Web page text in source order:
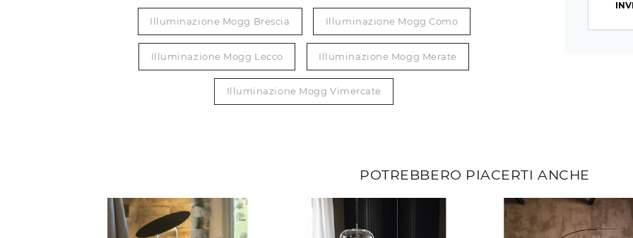
Illuminazione Mogg Brescia Illuminazione Mogg Como
Illuminazione Mogg Lecco Illuminazione Mogg Merate
Illuminazione Mogg Vimercate
POTREBBERO PIACERTI ANCHE